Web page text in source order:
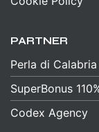
PARTNER
Perla di Calabria
SuperBonus
Codex Agency